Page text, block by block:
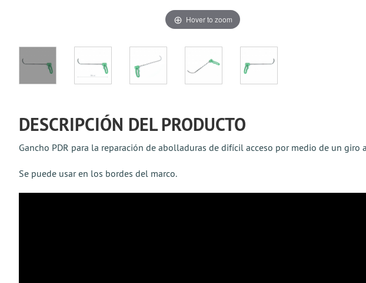
Hover to zoom
DESCRIPCIÓN DEL PRODUCTO
Gancho PDR para la reparación de abolladuras de difícil acceso por medio de un
Se puede usar en los bordes del marco.